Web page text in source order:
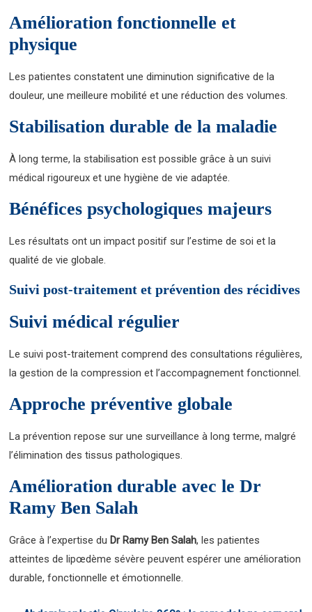
Amélioration fonctionnelle et
physique
Les patientes constatent une diminution significative de la
douleur, une meilleure mobilité et une réduction des volumes.
Stabilisation durable de la maladie
À long terme, la stabilisation est possible grâce à un suivi
médical rigoureux et une hygiène de vie adaptée.
Bénéfices psychologiques majeurs
Les résultats ont un impact positif sur l’estime de soi et la
qualité de vie globale.
Suivi post-traitement et prévention des récidives
Suivi médical régulier
Le suivi post-traitement comprend des consultations régulières,
la gestion de la compression et l’accompagnement fonctionnel.
Approche préventive globale
La prévention repose sur une surveillance à long terme, malgré
l’élimination des tissus pathologiques.
Amélioration durable avec le Dr
Ramy Ben Salah
Grâce à l’expertise du Dr Ramy Ben Salah, les patientes
atteintes de lipœdème sévère peuvent espérer une amélioration
durable, fonctionnelle et émotionnelle.